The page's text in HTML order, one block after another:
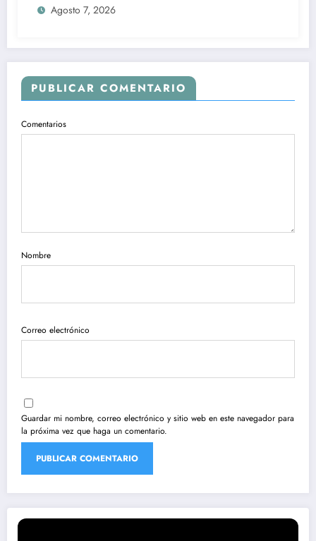
Agosto 7, 2026
PUBLICAR COMENTARIO
Comentarios
Nombre
Correo electrónico
Guardar mi nombre, correo electrónico y sitio web en este navegador para
la próxima vez que haga un comentario.